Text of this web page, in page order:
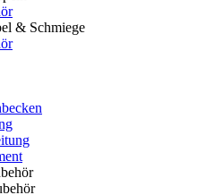
& Schmiege